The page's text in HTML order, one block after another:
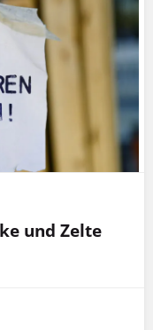
und Zelte